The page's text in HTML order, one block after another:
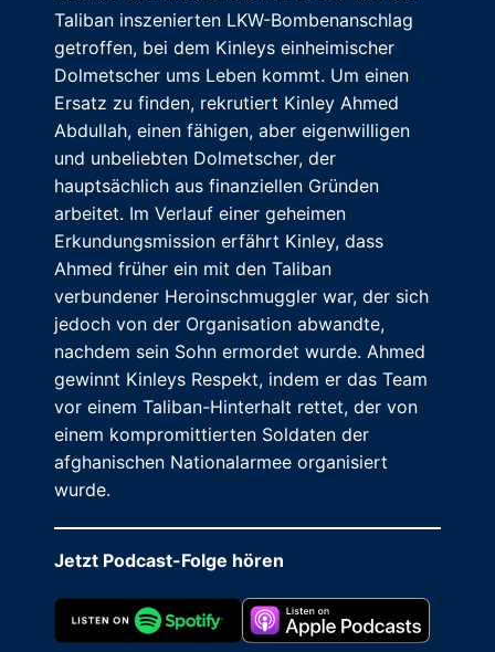
Taliban inszenierten LKW-Bombenanschlag
getroffen, bei dem Kinleys einheimischer
Dolmetscher ums Leben kommt. Um einen
Ersatz zu finden, rekrutiert Kinley Ahmed
Abdullah, einen fähigen, aber eigenwilligen
und unbeliebten Dolmetscher, der
hauptsächlich aus finanziellen Gründen
arbeitet. Im Verlauf einer geheimen
Erkundungsmission erfährt Kinley, dass
Ahmed früher ein mit den Taliban
verbundener Heroinschmuggler war, der sich
jedoch von der Organisation abwandte,
nachdem sein Sohn ermordet wurde. Ahmed
gewinnt Kinleys Respekt, indem er das Team
vor einem Taliban-Hinterhalt rettet, der von
einem kompromittierten Soldaten der
afghanischen Nationalarmee organisiert
wurde.
Jetzt Podcast-Folge hören